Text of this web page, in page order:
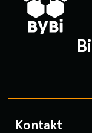
Kontakt